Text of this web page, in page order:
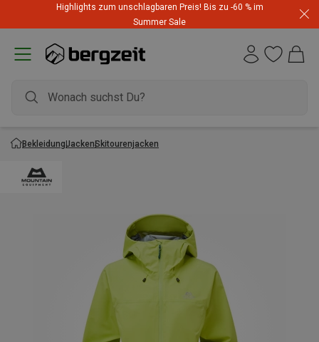
Highlights zum unschlagbaren Preis! Bis zu -60 % im
Summer Sale
BekleidungJackenSkitourenjacken